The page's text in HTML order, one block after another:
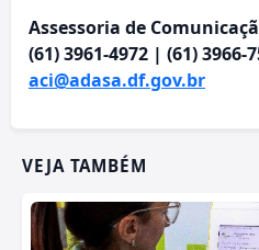
Assessoria de
(61) 3961-4972 | (61) 3966-
aci@adasa.df.gov.br
VEJA TAMBÉM